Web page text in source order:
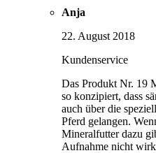
Anja
22. August 2018
Kundenservice
Das Produkt Nr. 19
so konzipiert, dass
auch über die
Pferd gelangen.
Mineralfutter dazu
Aufnahme nicht